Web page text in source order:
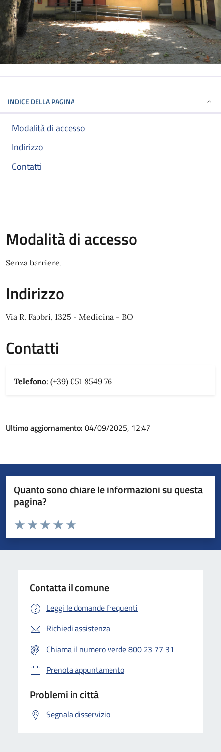
INDICE DELLA PAGINA
Modalità di accesso
Indirizzo
Contatti
Modalità di accesso
Senza barriere.
Indirizzo
Via R. Fabbri, 1325 - Medicina - BO
Contatti
Telefono: (+39) 051 8549 76
Ultimo aggiornamento: 04/09/2025, 12:47
Quanto sono chiare le informazioni su questa
pagina?
Valuta da 1 a 5 stelle la pagina
Valuta 5 stelle su 5
Valuta 4 stelle su 5
Valuta 3 stelle su 5
Valuta 2 stelle su 5
Valuta 1 stelle su 5
Contatta il comune
Leggi le domande frequenti
Richiedi assistenza
Chiama il numero verde 800 23 77 31
Prenota appuntamento
Problemi in città
Segnala disservizio